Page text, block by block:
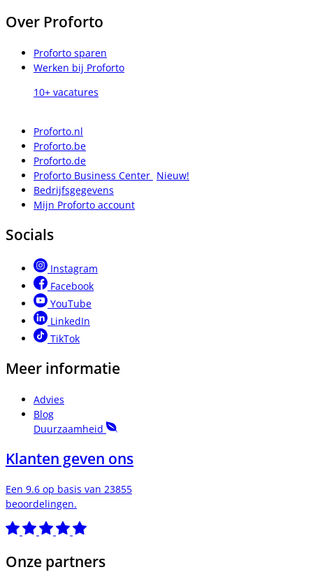
Over Proforto
Proforto sparen
Werken bij Proforto
10+ vacatures
Proforto.nl
Proforto.be
Proforto.de
Proforto Business Center Nieuw!
Bedrijfsgegevens
Mijn Proforto account
Socials
Instagram
Facebook
YouTube
LinkedIn
TikTok
Meer informatie
Advies
Blog
Duurzaamheid
Klanten geven ons
Een 9.6 op basis van 23855
beoordelingen.
Onze partners